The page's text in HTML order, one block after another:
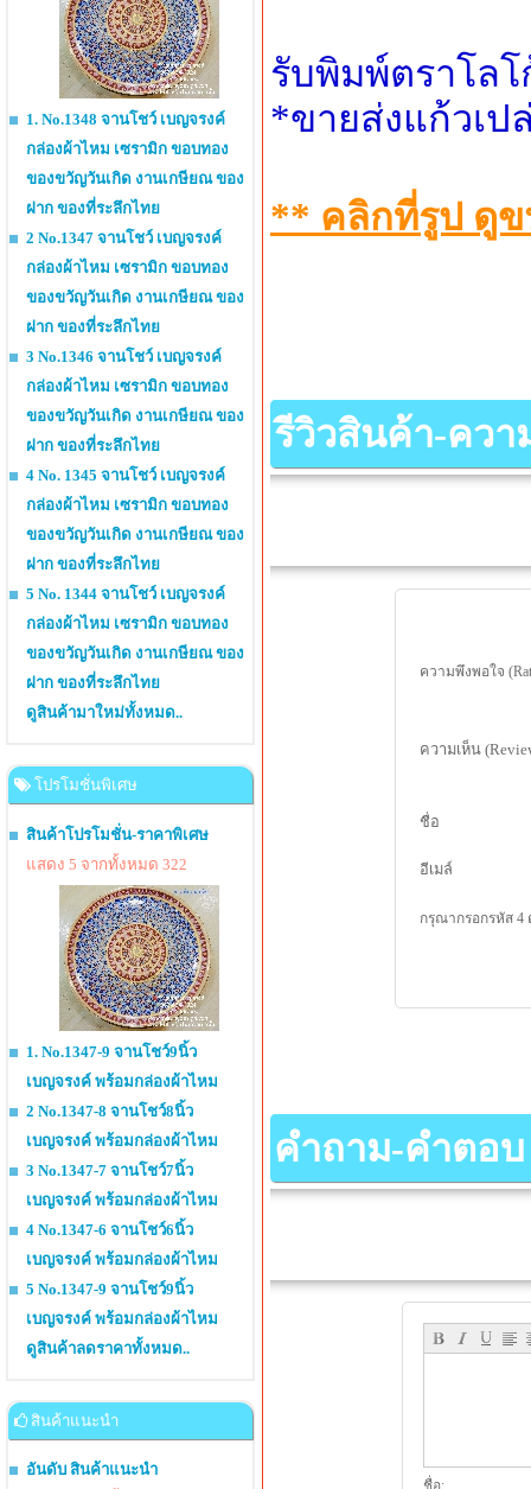
1. No.1348 จานโชว์ เบญจรงค์
กล่องผ้าไหม เซรามิก ขอบทอง
ของขวัญวันเกิด งานเกษียณ ของ
ฝาก ของที่ระลึกไทย
2 No.1347 จานโชว์ เบญจรงค์
กล่องผ้าไหม เซรามิก ขอบทอง
ของขวัญวันเกิด งานเกษียณ ของ
ฝาก ของที่ระลึกไทย
3 No.1346 จานโชว์ เบญจรงค์
กล่องผ้าไหม เซรามิก ขอบทอง
ของขวัญวันเกิด งานเกษียณ ของ
ฝาก ของที่ระลึกไทย
4 No. 1345 จานโชว์ เบญจรงค์
กล่องผ้าไหม เซรามิก ขอบทอง
ของขวัญวันเกิด งานเกษียณ ของ
ฝาก ของที่ระลึกไทย
5 No. 1344 จานโชว์ เบญจรงค์
กล่องผ้าไหม เซรามิก ขอบทอง
ของขวัญวันเกิด งานเกษียณ ของ
ฝาก ของที่ระลึกไทย
ดูสินค้ามาใหม่ทั้งหมด..
โปรโมชั่นพิเศษ
สินค้าโปรโมชั่น-ราคาพิเศษ
แสดง 5 จากทั้งหมด 322
1. No.1347-9 จานโชว์9นิ้ว
เบญจรงค์ พร้อมกล่องผ้าไหม
2 No.1347-8 จานโชว์8นิ้ว
เบญจรงค์ พร้อมกล่องผ้าไหม
3 No.1347-7 จานโชว์7นิ้ว
เบญจรงค์ พร้อมกล่องผ้าไหม
4 No.1347-6 จานโชว์6นิ้ว
เบญจรงค์ พร้อมกล่องผ้าไหม
5 No.1347-9 จานโชว์9นิ้ว
เบญจรงค์ พร้อมกล่องผ้าไหม
ดูสินค้าลดราคาทั้งหมด..
สินค้าแนะนำ
อันดับ สินค้าแนะนำ
รับพิมพ์ตราโล
*ขายส่งแก้วเป
** คลิกที่รูป ดู
รีวิวสินค้า-ควา
ความพึงพอใจ
ความเห็น
ชื่อ
อีเมล์
กรุณากรอกรหัส 4
คำถาม-คำตอ